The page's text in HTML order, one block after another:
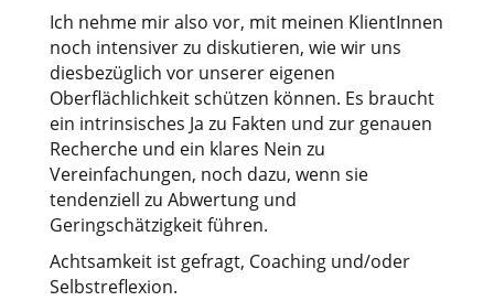
Ich nehme mir also vor, mit meinen KlientInnen
noch intensiver zu diskutieren, wie wir uns
diesbezüglich vor unserer eigenen
Oberflächlichkeit schützen können. Es braucht
ein intrinsisches Ja zu Fakten und zur genauen
Recherche und ein klares Nein zu
Vereinfachungen, noch dazu, wenn sie
tendenziell zu Abwertung und
Geringschätzigkeit führen.
Achtsamkeit ist gefragt, Coaching und/oder
Selbstreflexion.